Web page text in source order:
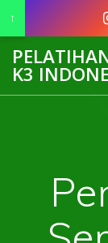
K3
↑